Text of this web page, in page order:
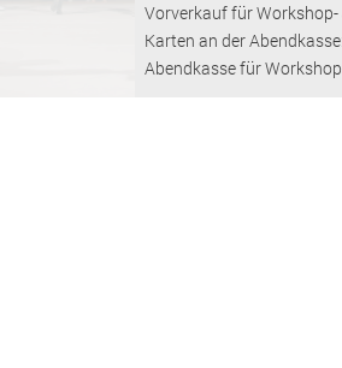
Vorverkauf für Workshop-
Karten an der
Abendkasse für